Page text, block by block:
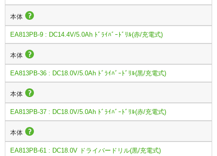
本体
EA813PB-9 : DC14.4V/5.0Ah ﾄﾞﾗｲﾊﾞｰﾄﾞﾘﾙ(赤/充電式)
本体
EA813PB-36 : DC18.0V/5.0Ah ﾄﾞﾗｲﾊﾞｰﾄﾞﾘﾙ(黒/充電式)
本体
EA813PB-37 : DC18.0V/5.0Ah ﾄﾞﾗｲﾊﾞｰﾄﾞﾘﾙ(赤/充電式)
本体
EA813PB-61 : DC18.0V ドライバードリル(黒/充電式)